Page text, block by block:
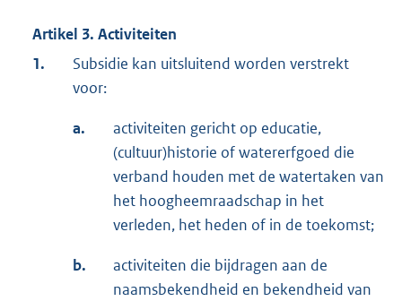
Artikel 3. Activiteiten
1.
Subsidie kan uitsluitend worden verstrekt
voor:
a.
activiteiten gericht op educatie,
(cultuur)historie of watererfgoed die
verband houden met de watertaken van
het hoogheemraadschap in het
verleden, het heden of in de toekomst;
b.
activiteiten die bijdragen aan de
naamsbekendheid en bekendheid van